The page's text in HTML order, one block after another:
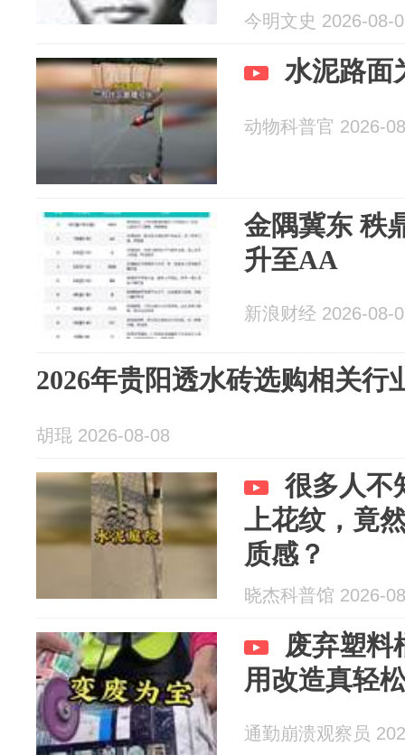
今明文史 2026-08-
水泥路面
动物科普官 2026-
金隅冀东 秩
升至AA
新浪财经 2026-08-
2026年贵阳透水砖选购相关行
胡琨 2026-08-08
很多人不
上花纹，竟
质感？
晓杰科普馆 2026-
废弃塑料
用改造真轻
通勤崩溃观察员